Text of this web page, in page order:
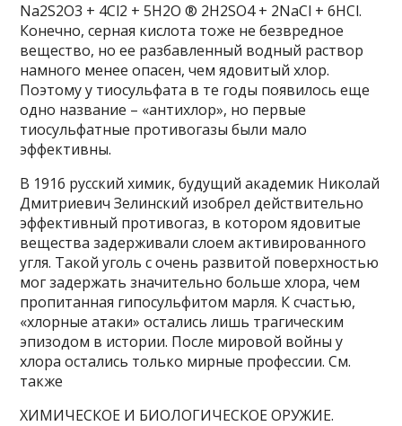
Na2S2O3 + 4Cl2 + 5H2O ® 2H2SO4 + 2NaCl + 6HCl.
Конечно, серная кислота тоже не безвредное
вещество, но ее разбавленный водный раствор
намного менее опасен, чем ядовитый хлор.
Поэтому у тиосульфата в те годы появилось еще
одно название – «антихлор», но первые
тиосульфатные противогазы были мало
эффективны.
В 1916 русский химик, будущий академик Николай
Дмитриевич Зелинский изобрел действительно
эффективный противогаз, в котором ядовитые
вещества задерживали слоем активированного
угля. Такой уголь с очень развитой поверхностью
мог задержать значительно больше хлора, чем
пропитанная гипосульфитом марля. К счастью,
«хлорные атаки» остались лишь трагическим
эпизодом в истории. После мировой войны у
хлора остались только мирные профессии. См.
также
ХИМИЧЕСКОЕ И БИОЛОГИЧЕСКОЕ ОРУЖИЕ.